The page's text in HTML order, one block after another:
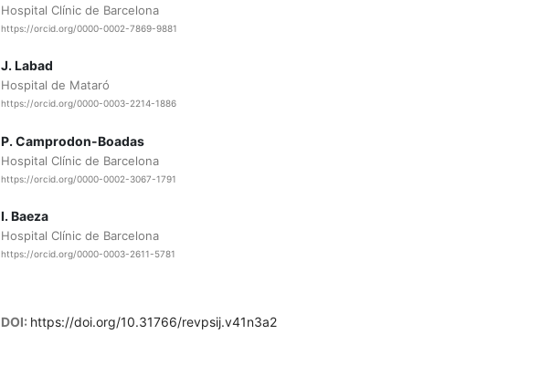
Hospital Clínic de Barcelona
https://orcid.org/0000-0002-7869-9881
J. Labad
Hospital de Mataró
https://orcid.org/0000-0003-2214-1886
P. Camprodon-Boadas
Hospital Clínic de Barcelona
https://orcid.org/0000-0002-3067-1791
I. Baeza
Hospital Clínic de Barcelona
https://orcid.org/0000-0003-2611-5781
DOI: https://doi.org/10.31766/revpsij.v41n3a2